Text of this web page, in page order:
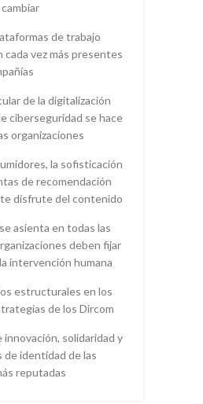
de trabajo
vez más presentes
de la digitalización
ciberseguridad se hace
organizaciones
la sofisticación
de recomendación
disfrute del contenido
asienta en todas las
deben fijar
intervención humana
estructurales en los
de los Dircom
innovación, solidaridad y
de identidad de las
reputadas